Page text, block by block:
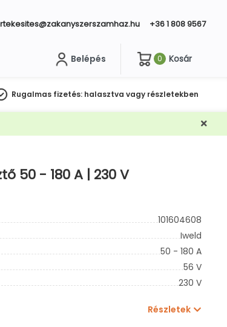
+36 1 808 9567
Belépés 0 Kosár
Rugalmas fizetés: halasztva vagy részletekben
50 - 180 A | 230 V
101604608
Iweld
50 - 180 A
56 V
230 V
Részletek